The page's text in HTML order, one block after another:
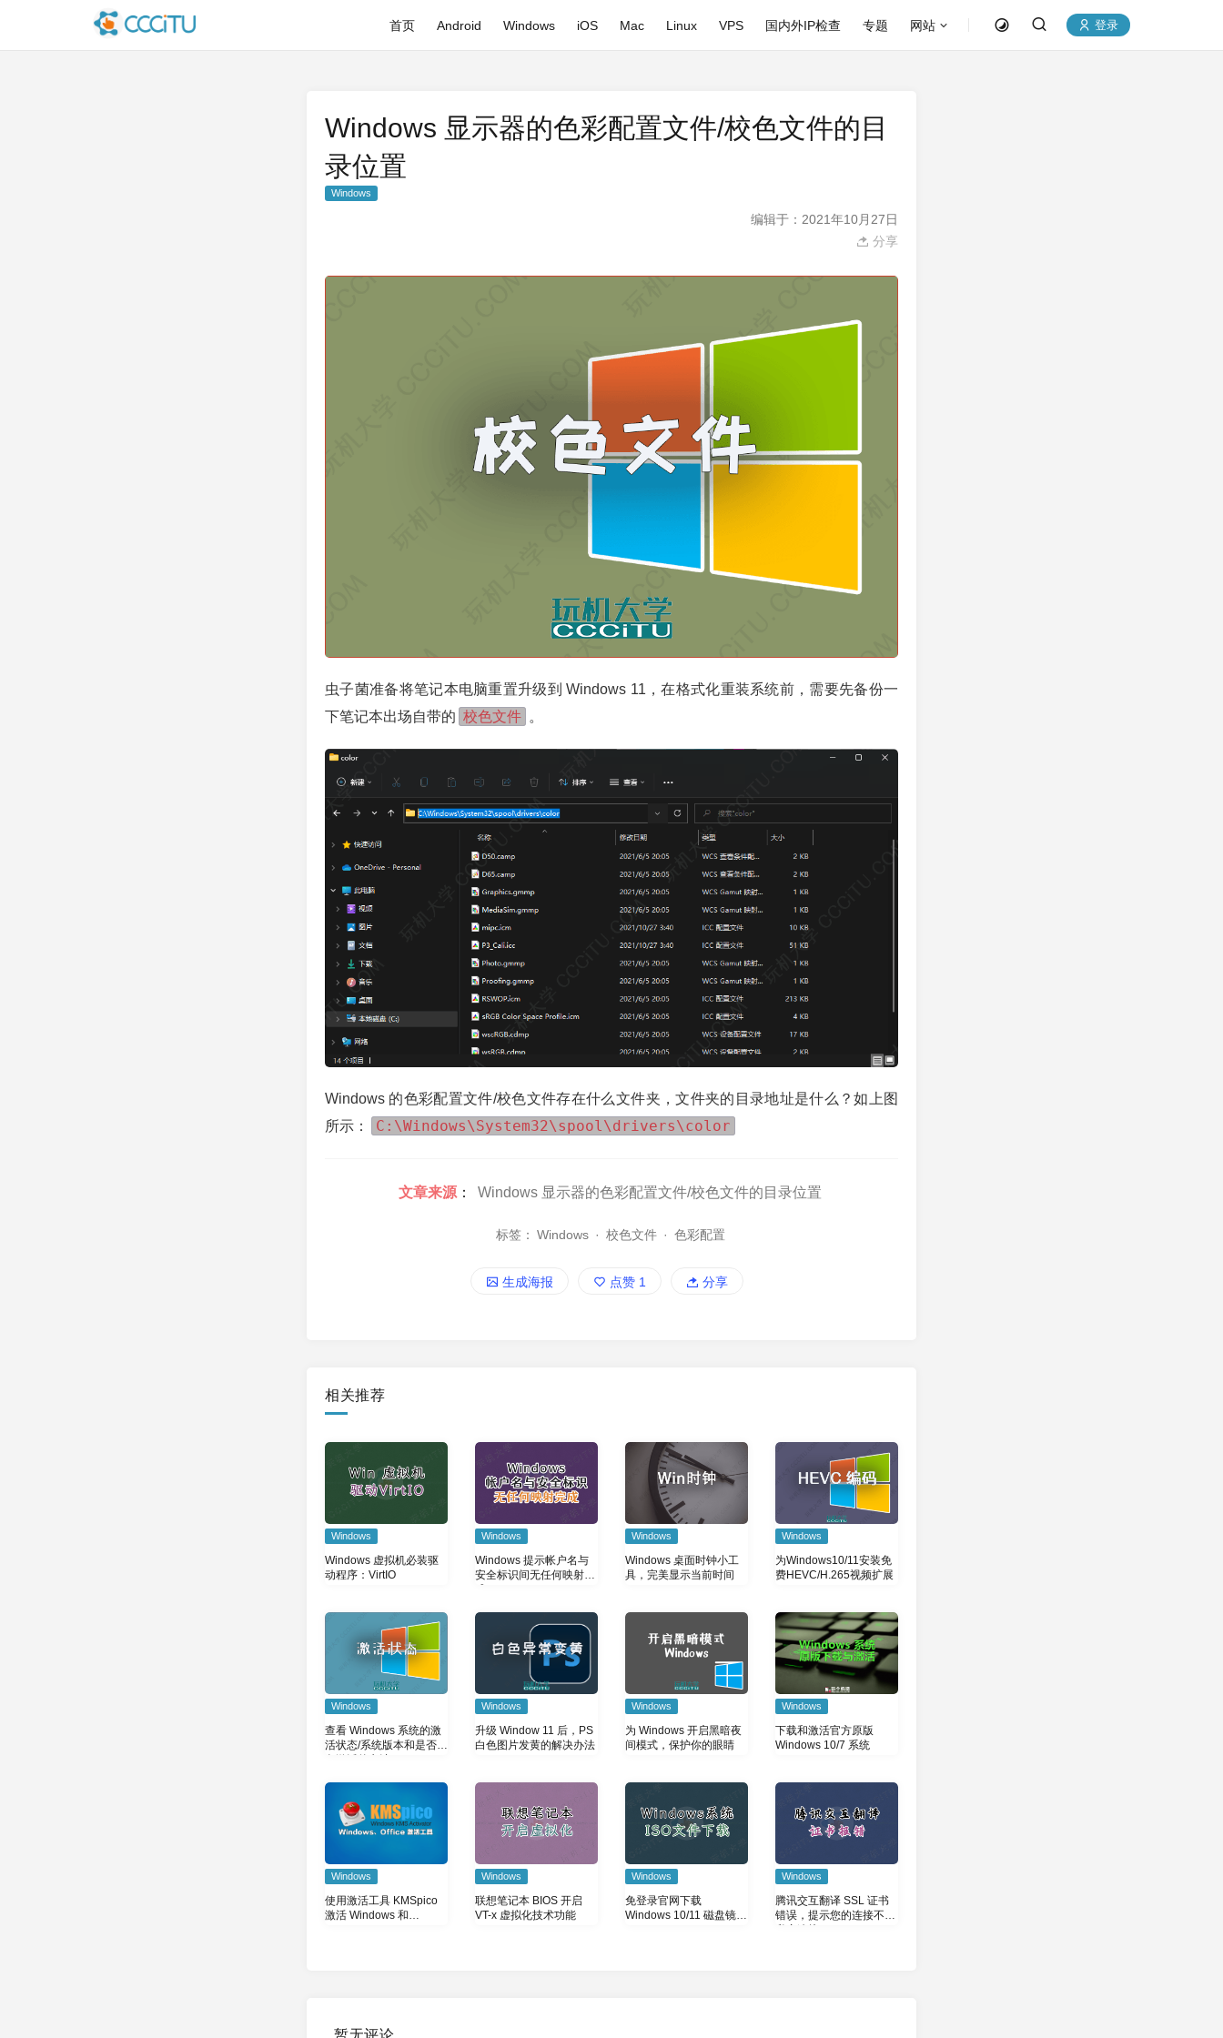
首页 Android Windows iOS Mac Linux VPS 国内外IP检查 专题 网站 登录
Windows 显示器的色彩配置文件/校色文件的目
录位置
Windows
编辑于：2021年10月27日
分享
虫子菌准备将笔记本电脑重置升级到 Windows 11，在格式化重装系统前，需要先备份一
下笔记本出场自带的 校色文件 。
Windows 的色彩配置文件/校色文件存在什么文件夹，文件夹的目录地址是什么？如上图
所示：
C:\Windows\System32\spool\drivers\color
文章来源 ： Windows 显示器的色彩配置文件/校色文件的目录位置
标签： Windows · 校色文件 · 色彩配置
生成海报 点赞 1 分享
相关推荐
Windows
Windows 虚拟机必装驱
动程序：VirtIO
Windows
Windows 提示帐户名与
安全标识间无任何映射完
成
Windows
Windows 桌面时钟小工
具，完美显示当前时间
Windows
为Windows10/11安装免
费HEVC/H.265视频扩展
Windows
查看 Windows 系统的激
活状态/系统版本和是否永
Windows
升级 Window 11 后，PS
白色图片发黄的解决办法
Windows
为 Windows 开启黑暗夜
间模式，保护你的眼睛
Windows
下载和激活官方原版
Windows 10/7 系统
Windows
使用激活工具 KMSpico
激活 Windows 和
Windows
联想笔记本 BIOS 开启
VT-x 虚拟化技术功能
Windows
免登录官网下载
Windows 10/11 磁盘镜像
Windows
腾讯交互翻译 SSL 证书
错误，提示您的连接不是
暂无评论